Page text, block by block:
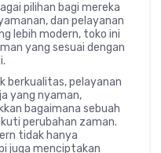
pilihan bagi mereka
dan pelayanan
lebih modern, toko ini
yang sesuai dengan
berkualitas, pelayanan
yang nyaman,
bagaimana sebuah
perubahan zaman.
tidak hanya
juga menciptakan